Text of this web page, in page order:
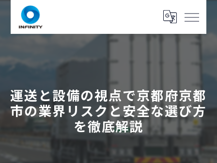
運送と設備の視点で京都府京都
市の業界リスクと安全な選び方
を徹底解説